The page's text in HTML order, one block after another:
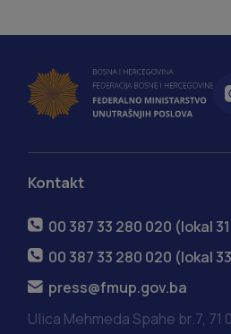
Kontakt
00 387 33 280 020 (lokal
00 387 33 280 020 (lokal
press@fmup.gov.ba
Ulica Mehmeda Spahe br.7, 71